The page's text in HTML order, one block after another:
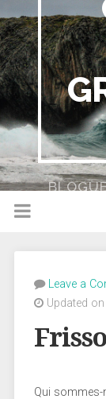
Leave a
Updated on
Qui sommes-